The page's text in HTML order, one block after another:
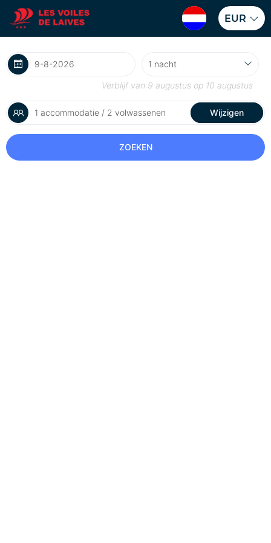
EUR
Verblijf van 9 augustus op 10 augustus
1 accommodatie / 2 volwassenen Wijzigen